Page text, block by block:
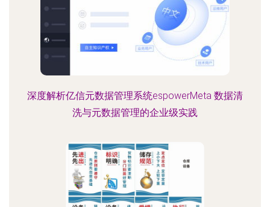
深度解析亿信元数据管理系统espowerMeta 数据清
洗与元数据管理的企业级实践